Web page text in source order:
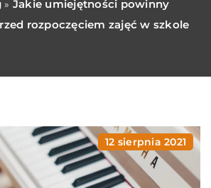
» Jakie umiejętności powinny
rozpoczęciem zajęć w szkole
12 sierpnia 2021